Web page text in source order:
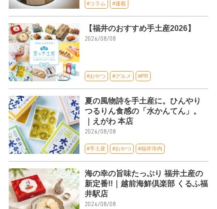
#コラム #連載
【福井のおすすめ手土産2026】
2026/08/08
#おやつ #グルメ #PR
夏の風物詩を手土産に。ひんやり
つるりん食感の「水かんてん」。
｜えがわ 本店
2026/08/08
#手土産 #おやつ #福井市内
海の幸の旨味たっぷり 福井土産の
新定番!!｜越前海鮮倶楽部 くるふ福
井駅店
2026/08/08